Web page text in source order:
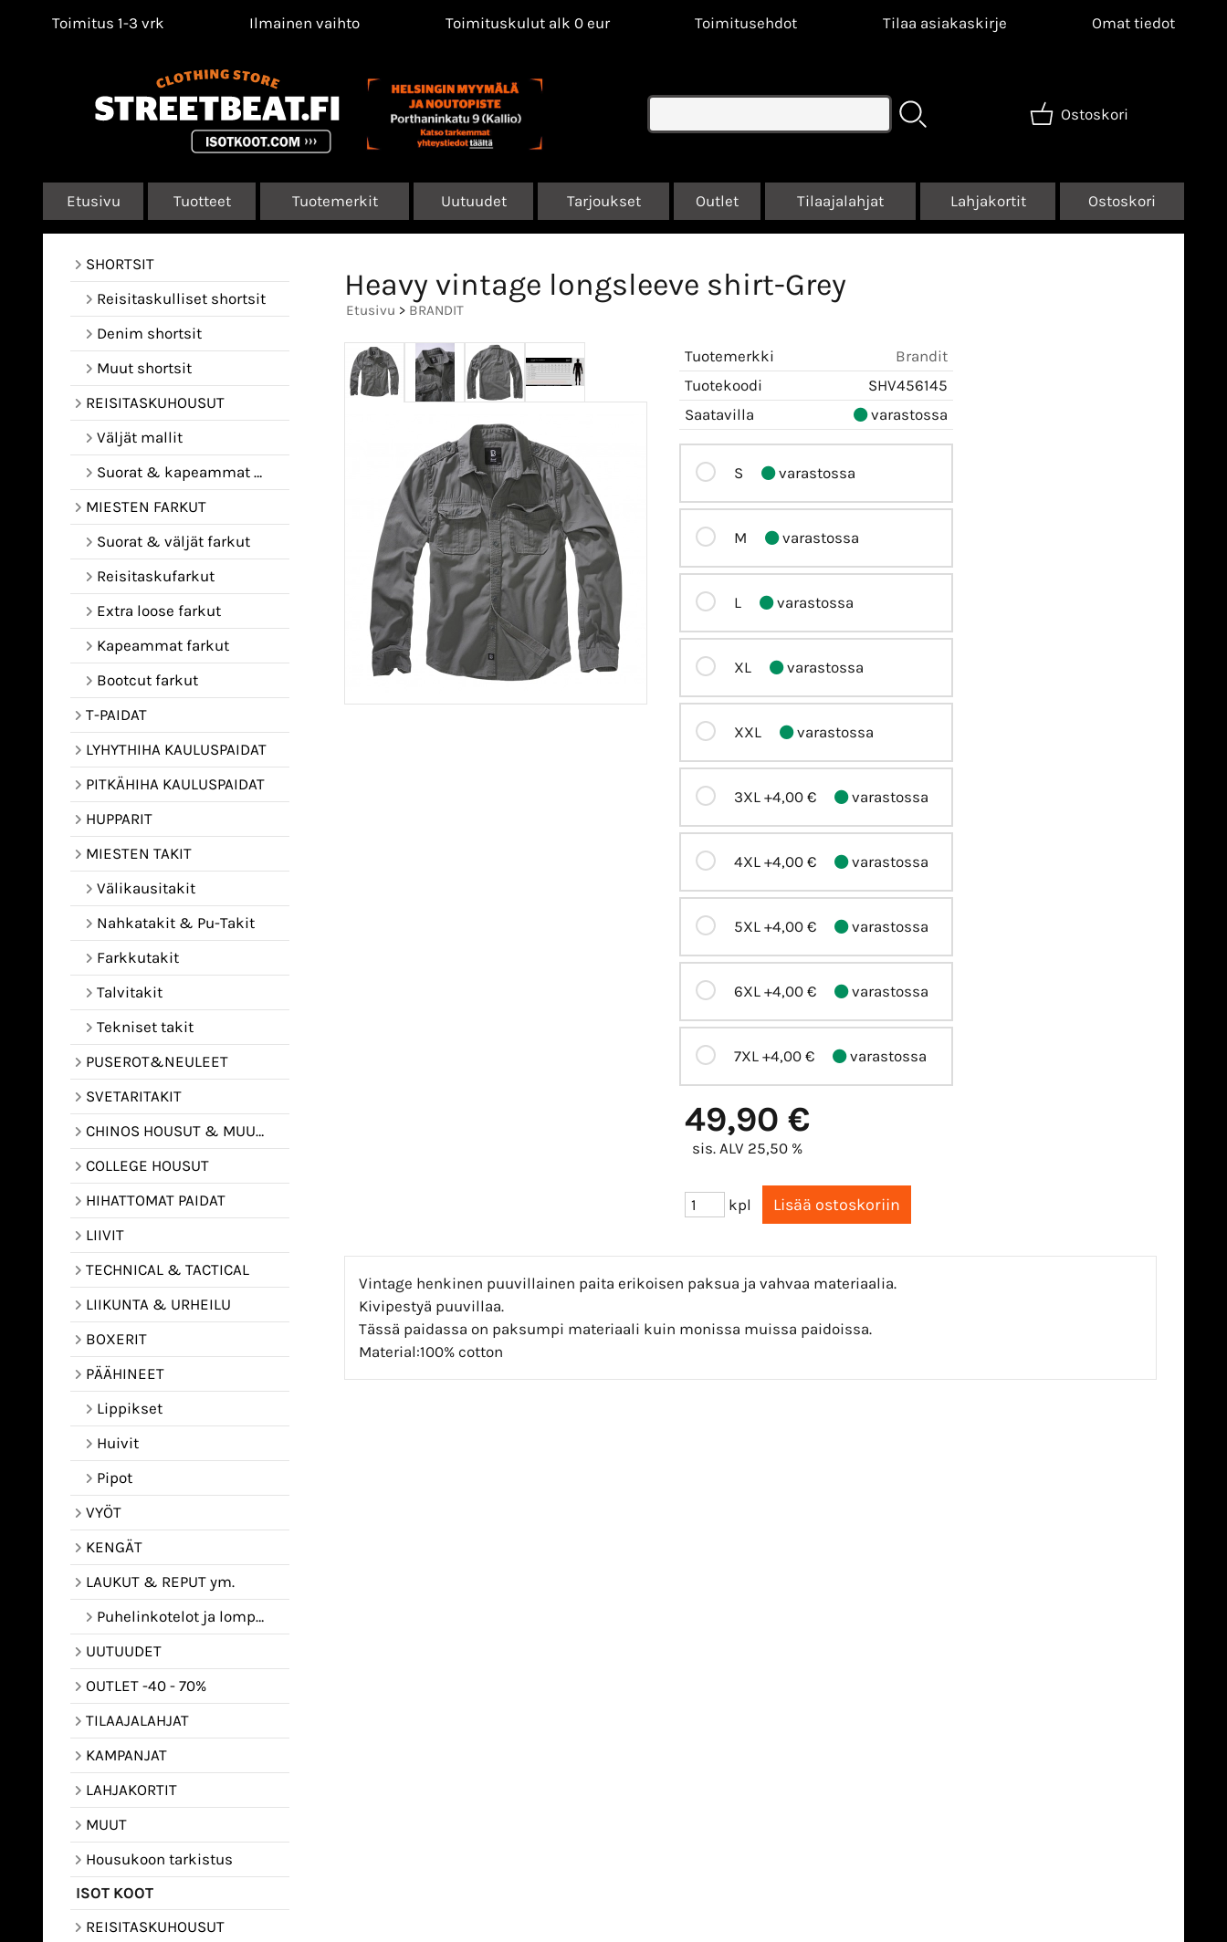
Toimitus 1-3 vrk Ilmainen vaihto Toimituskulut alk 0 eur Toimitusehdot Tilaa asiakaskirje Omat tiedot
Ostoskori
Etusivu Tuotteet Tuotemerkit Uutuudet Tarjoukset Outlet Tilaajalahjat Lahjakortit Ostoskori
SHORTSIT
Reisitaskulliset shortsit
Denim shortsit
Muut shortsit
REISITASKUHOUSUT
Väljät mallit
Suorat & kapeammat mallit
MIESTEN FARKUT
Suorat & väljät farkut
Reisitaskufarkut
Extra loose farkut
Kapeammat farkut
Bootcut farkut
T-PAIDAT
LYHYTHIHA KAULUSPAIDAT
PITKÄHIHA KAULUSPAIDAT
HUPPARIT
MIESTEN TAKIT
Välikausitakit
Nahkatakit & Pu-Takit
Farkkutakit
Talvitakit
Tekniset takit
PUSEROT&NEULEET
SVETARITAKIT
CHINOS HOUSUT & MUUT HOUSUT
COLLEGE HOUSUT
HIHATTOMAT PAIDAT
LIIVIT
TECHNICAL & TACTICAL
LIIKUNTA & URHEILU
BOXERIT
PÄÄHINEET
Lippikset
Huivit
Pipot
VYÖT
KENGÄT
LAUKUT & REPUT ym.
Puhelinkotelot ja lompakot
UUTUUDET
OUTLET -40 - 70%
TILAAJALAHJAT
KAMPANJAT
LAHJAKORTIT
MUUT
Housukoon tarkistus
ISOT KOOT
REISITASKUHOUSUT
Heavy vintage longsleeve shirt-Grey
Etusivu > BRANDIT
Tuotemerkki
Brandit
Tuotekoodi
SHV456145
Saatavilla
varastossa
S varastossa
M varastossa
L varastossa
XL varastossa
XXL varastossa
3XL +4,00 € varastossa
4XL +4,00 € varastossa
5XL +4,00 € varastossa
6XL +4,00 € varastossa
7XL +4,00 € varastossa
49,90 €
sis. ALV 25,50 %
kpl
Vintage henkinen puuvillainen paita erikoisen paksua ja vahvaa materiaalia.
Kivipestyä puuvillaa.
Tässä paidassa on paksumpi materiaali kuin monissa muissa paidoissa.
Material:100% cotton